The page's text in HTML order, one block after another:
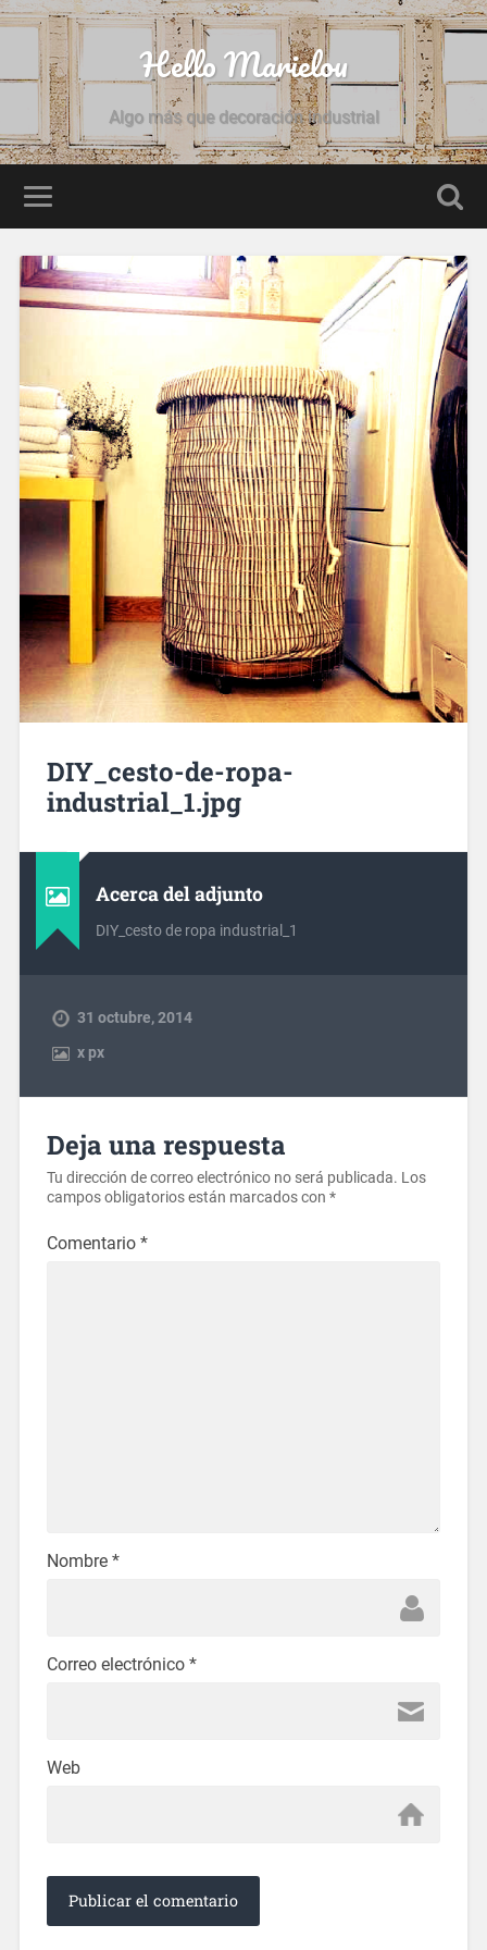
Hello Marielou
Algo más que decoración industrial
DIY_cesto-de-ropa-
industrial_1.jpg
Acerca del adjunto
DIY_cesto de ropa industrial_1
31 octubre, 2014
xpx
Deja una respuesta
Tu dirección de correo electrónico no será publicada. Los
campos obligatorios están marcados con *
Comentario *
Nombre *
Correo electrónico *
Web